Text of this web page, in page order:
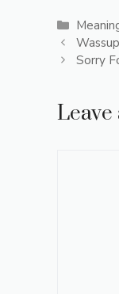
Sorry